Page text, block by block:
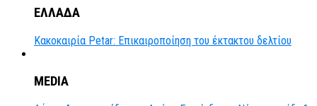
ΕΛΛΑΔΑ
Κακοκαιρία Petar: Επικαιροποίηση του έκτακτου δελτίου
MEDIA